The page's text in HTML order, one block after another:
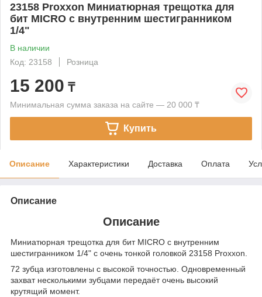
23158 Proxxon Миниатюрная трещотка для
бит MICRO с внутренним шестигранником
1/4"
В наличии
Код: 23158
Розница
15 200 ₸
Минимальная сумма заказа на сайте — 20 000 ₸
Купить
Описание Характеристики Доставка Оплата
Описание
Описание
Миниатюрная трещотка для бит MICRO с внутренним
шестигранником 1/4" с очень тонкой головкой 23158 Proxxon.
72 зубца изготовлены с высокой точностью. Одновременный
захват несколькими зубцами передаёт очень высокий
крутящий момент.